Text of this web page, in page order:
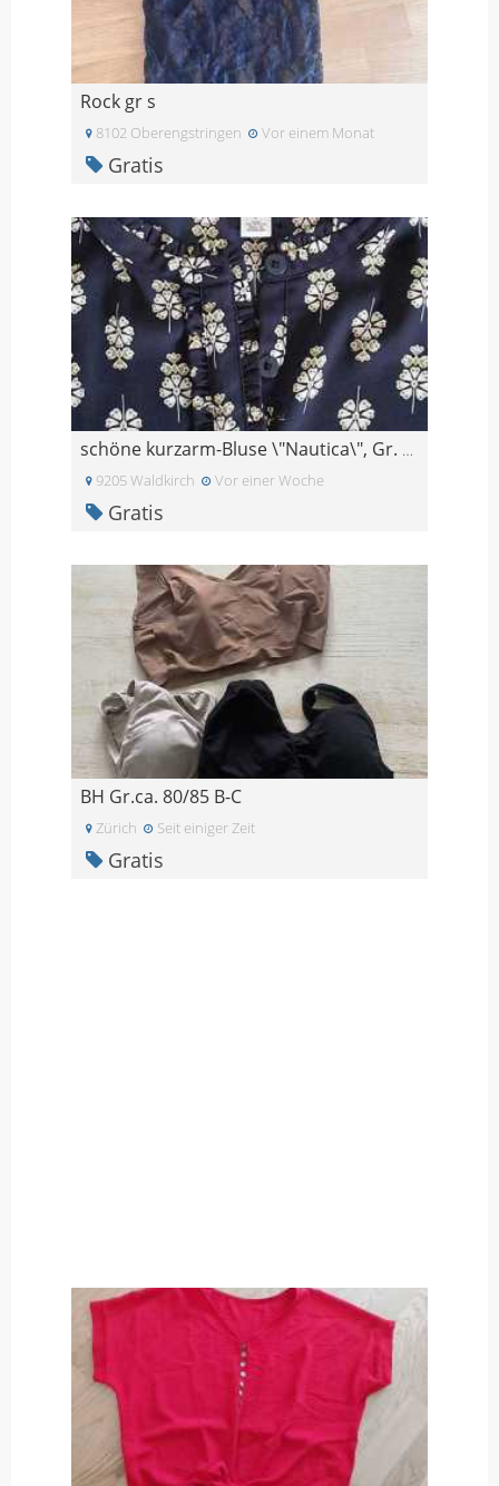
Rock gr s
8102 Oberengstringen Vor einem Monat
Gratis
schöne kurzarm-Bluse \"Nautica\", Gr. 42
9205 Waldkirch Vor einer Woche
Gratis
BH Gr.ca. 80/85 B-C
Zürich Seit einiger Zeit
Gratis